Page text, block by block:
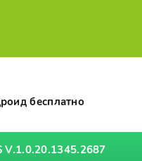
бесплатно
V.1.0.20.1345.2687